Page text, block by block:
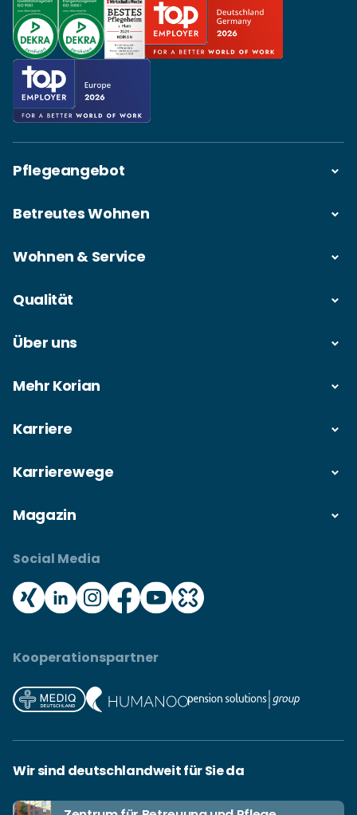
Pflegeangebot
Betreutes Wohnen
Wohnen & Service
Qualität
Über uns
Mehr Korian
Karriere
Karrierewege
Magazin
Social Media
Kooperationspartner
Wir sind deutschlandweit für Sie da